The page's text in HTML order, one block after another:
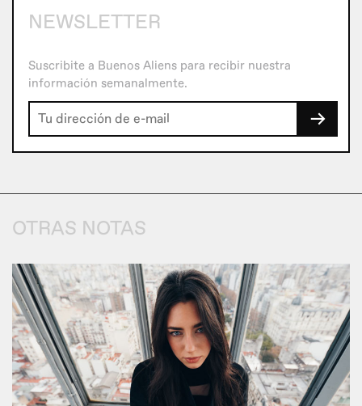
NEWSLETTER
Suscribite a Buenos Aliens para recibir nuestra
información semanalmente.
→
OTRAS NOTAS